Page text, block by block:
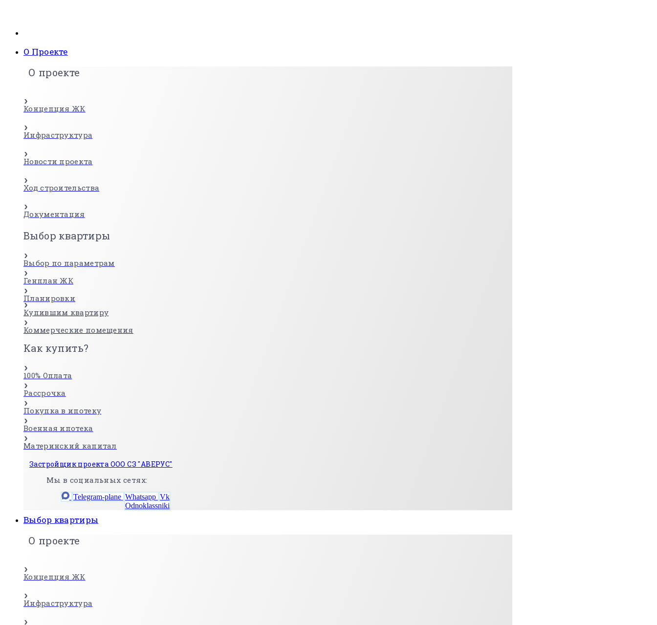
О Проекте
О проекте
Концепция ЖК
Инфраструктура
Новости проекта
Ход строительства
Документация
Выбор квартиры
Выбор по параметрам
Генплан ЖК
Планировки
Купившим квартиру
Коммерческие помещения
Как купить?
100% Оплата
Рассрочка
Покупка в ипотеку
Военная ипотека
Материнский капитал
Застройщик проекта ООО СЗ "АВЕРУС"
Мы в социальных сетях:
Telegram-plane Whatsapp Vk
Odnoklassniki
Выбор квартиры
О проекте
Концепция ЖК
Инфраструктура